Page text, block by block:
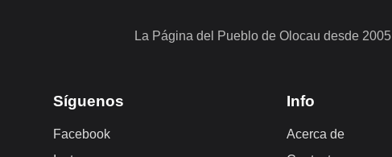
La Página del Pueblo de Olocau desde 2005
Síguenos
Facebook
Info
Acerca de